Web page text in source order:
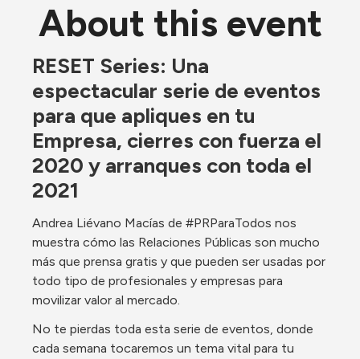
About this event
RESET Series: Una
espectacular serie de eventos
para que apliques en tu
Empresa, cierres con fuerza el
2020 y arranques con toda el
2021
Andrea Liévano Macías de #PRParaTodos nos
muestra cómo las Relaciones Públicas son mucho
más que prensa gratis y que pueden ser usadas por
todo tipo de profesionales y empresas para
movilizar valor al mercado.
No te pierdas toda esta serie de eventos, donde
cada semana tocaremos un tema vital para tu